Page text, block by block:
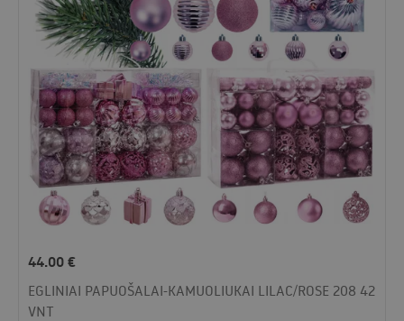
44.00€
EGLINIAI PAPUOŠALAI-KAMUOLIUKAI LILAC/ROSE 208 42
VNT